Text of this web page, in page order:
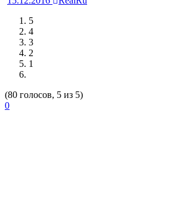
5
4
3
2
1
(80 голосов, 5 из 5)
0